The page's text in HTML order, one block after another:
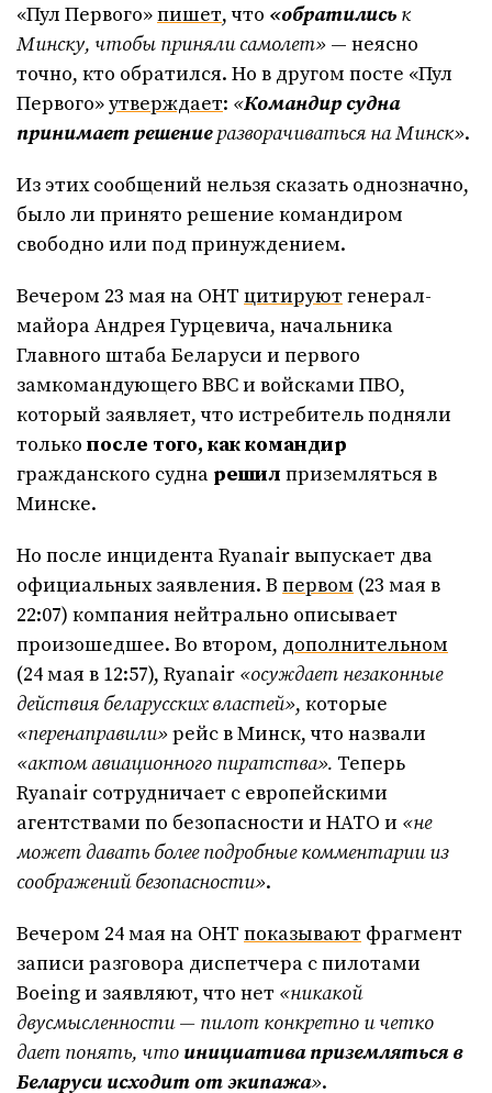
«Пул Первого»пишет, что «обратились к
Минску, чтобы приняли самолет» — неясно
точно, кто обратился. Но в другом посте «Пул
Первого»утверждает: «Командир судна
принимает решениеразворачиваться на Минск».
Из этих сообщений нельзя сказать однозначно,
было ли принято решение командиром
свободно или под принуждением.
Вечером 23 мая на ОНТ цитируют генерал-
майора Андрея Гурцевича, начальника
Главного штаба Беларуси и первого
замкомандующего ВВС и войсками ПВО,
который заявляет, что истребитель подняли
только после того, как командир
гражданского судна решил приземляться в
Минске.
Но после инцидента Ryanair выпускает два
официальных заявления. В первом (23 мая в
22:07) компания нейтрально описывает
произошедшее. Во втором, дополнительном
(24 мая в 12:57), Ryanair «осуждает незаконные
действия беларусских властей», которые
«перенаправили»рейс в Минск, что назвали
«актом авиационного пиратства». Теперь
Ryanair сотрудничает с европейскими
агентствами по безопасности и НАТО и «не
может давать более подробные комментарии из
соображений безопасности».
Вечером 24 мая на ОНТ показывают фрагмент
записи разговора диспетчера с пилотами
Boeing и заявляют, что нет «никакой
двусмысленности — пилот конкретно и четко
дает понять, что инициатива приземляться в
Беларуси исходит от экипажа».